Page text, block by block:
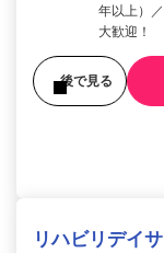
年以上）
大歓迎！
後で見る
リハビリデイ